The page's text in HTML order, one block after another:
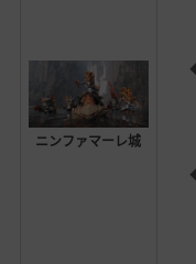
ニンファマーレ城